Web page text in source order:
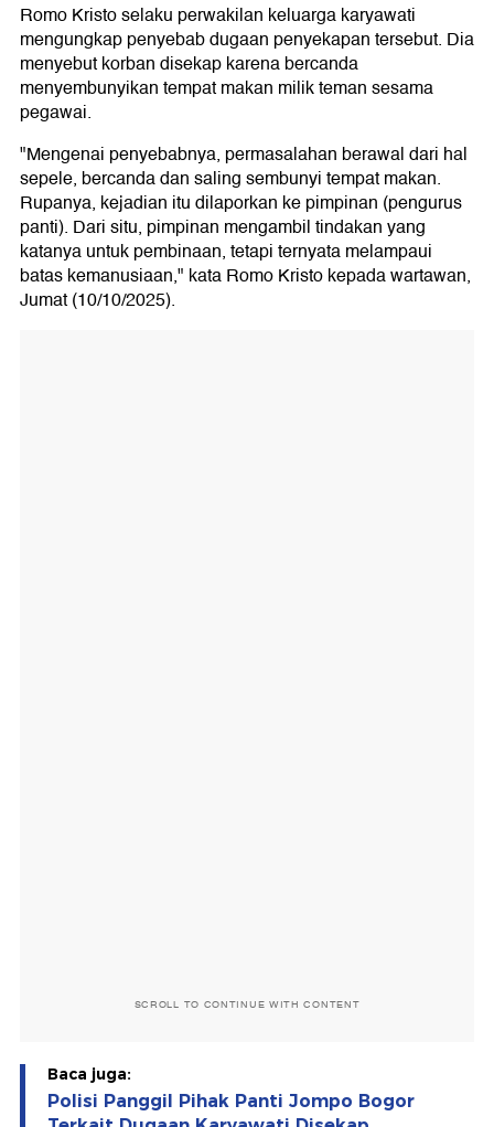
Romo Kristo selaku perwakilan keluarga karyawati
mengungkap penyebab dugaan penyekapan tersebut. Dia
menyebut korban disekap karena bercanda
menyembunyikan tempat makan milik teman sesama
pegawai.
"Mengenai penyebabnya, permasalahan berawal dari hal
sepele, bercanda dan saling sembunyi tempat makan.
Rupanya, kejadian itu dilaporkan ke pimpinan (pengurus
panti). Dari situ, pimpinan mengambil tindakan yang
katanya untuk pembinaan, tetapi ternyata melampaui
batas kemanusiaan," kata Romo Kristo kepada wartawan,
Jumat (10/10/2025).
SCROLL TO CONTINUE WITH CONTENT
Baca juga:
Polisi Panggil Pihak Panti Jompo Bogor